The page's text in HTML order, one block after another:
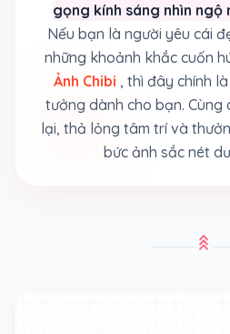
gọng kính sáng nhìn ngộ
Nếu bạn là người yêu cái
những khoảnh khắc cuốn
Ảnh Chibi , thì đây chính
tưởng dành cho bạn. Cùng
lại, thả lỏng tâm trí và
bức ảnh sắc nét
stat_3